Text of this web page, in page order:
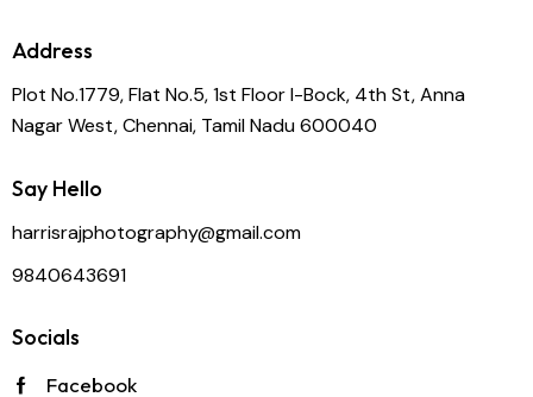
Address
Plot No.1779, Flat No.5, 1st Floor I-Bock, 4th St, Anna
Nagar West, Chennai, Tamil Nadu 600040
Say Hello
harrisrajphotography@gmail.com
9840643691
Socials
Facebook